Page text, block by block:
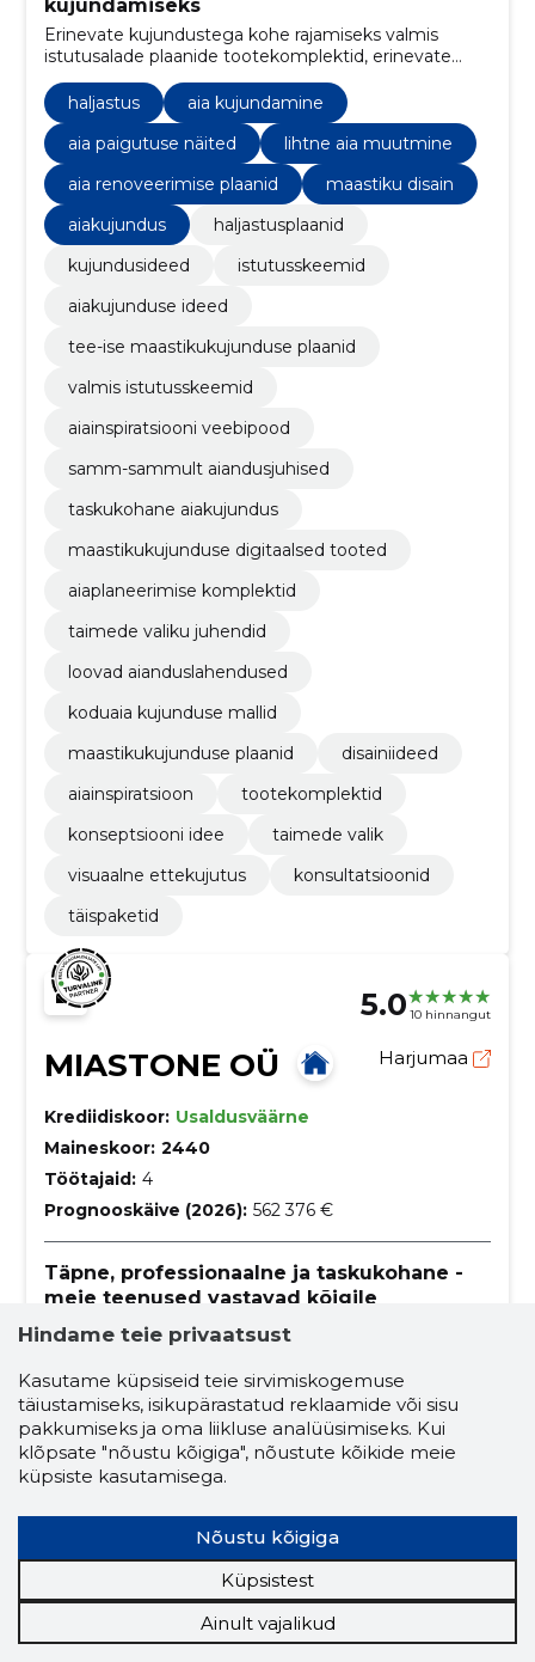
kujundamiseks
Erinevate kujundustega kohe rajamiseks valmis
istutusalade plaanide tootekomplektid, erinevate
stiilide, kuju ja mõõtudega. Telli täna, rajad juba
homme!
haljastus
aia kujundamine
aia paigutuse näited
lihtne aia muutmine
aia renoveerimise plaanid
maastiku disain
aiakujundus
haljastusplaanid
kujundusideed
istutusskeemid
aiakujunduse ideed
tee-ise maastikukujunduse plaanid
valmis istutusskeemid
aiainspiratsiooni veebipood
samm-sammult aiandusjuhised
taskukohane aiakujundus
maastikukujunduse digitaalsed tooted
aiaplaneerimise komplektid
taimede valiku juhendid
loovad aianduslahendused
koduaia kujunduse mallid
maastikukujunduse plaanid
disainiideed
aiainspiratsioon
tootekomplektid
konseptsiooni idee
taimede valik
visuaalne ettekujutus
konsultatsioonid
täispaketid
5.0 10 hinnangut
MIASTONE OÜ Harjumaa
Krediidiskoor: Usaldusväärne
Maineskoor: 2440
Töötajaid: 4
Prognooskäive (2026): 562 376 €
Täpne, professionaalne ja taskukohane -
meie teenused vastavad kõigile
nõudmistele.
Meie eesmärgiks on pakkuda klientidele rahulolu
kvaliteetse töö ja taskukohase hinnaga.
aiamaastikukujundus
haljastus
aluspinna ehitus
tänavakivide ladumine
terrasside ehitus
üldine ehitustöö
lammustööd
Hindame teie privaatsust
Kasutame küpsiseid teie sirvimiskogemuse
täiustamiseks, isikupärastatud reklaamide või sisu
pakkumiseks ja oma liikluse analüüsimiseks. Kui
klõpsate "nõustu kõigiga", nõustute kõikide meie
küpsiste kasutamisega.
Nõustu kõigiga
Küpsistest
Ainult vajalikud